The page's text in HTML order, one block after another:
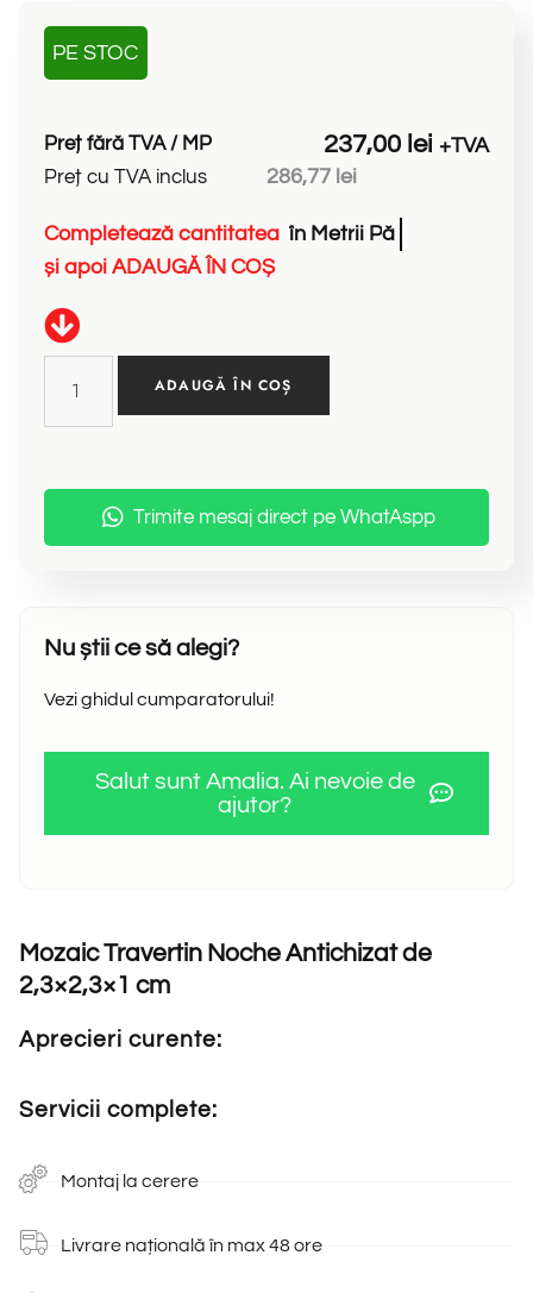
Mozaic Travertin Noche Antichizat de
2,3×2,3×1 cm
Aprecieri curente:
Servicii complete:
Montaj la cerere
Livrare națională în max 48 ore
PE STOC
Preț fără TVA / MP 237,00 lei +TVA
Preț cu TVA inclus
286,77 lei
Completează cantitatea în Metrii Pă
și apoi ADAUGĂ ÎN COȘ
ADAUGĂ ÎN COȘ
Trimite mesaj direct pe WhatAspp
Nu știi ce să alegi?
Vezi ghidul cumparatorului!
Salut sunt Amalia. Ai nevoie de
ajutor?